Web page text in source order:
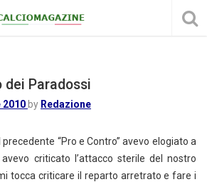
dei Paradossi
2010 by Redazione
“Pro e Contro” avevo elogiato a
criticato l’attacco sterile del nostro
tocca criticare il reparto arretrato e fare i